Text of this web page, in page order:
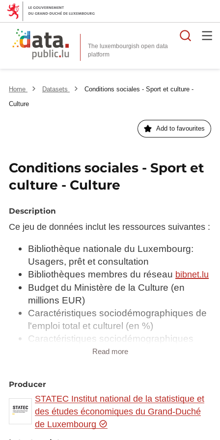
The luxembourgish open data
platform
Home Datasets
Conditions sociales - Sport et culture -
Culture
Add to favourites
Conditions sociales - Sport et
culture - Culture
Description
Ce jeu de données inclut les ressources suivantes :
Bibliothèque nationale du Luxembourg:
Usagers, prêt et consultation
Bibliothèques membres du réseau bibnet.lu
Budget du Ministère de la Culture (en
millions EUR)
Caractéristiques sociodémographiques de
l'emploi total et culturel (en %)
Caractéristiques sociodémographiques
des activités culturelles et des professions
Fonds de la Bibliothèque nationale du
Luxembourg 2012 - 2019
Nombre de visites dans les institutions
culturelles
Read more
Producer
STATEC Institut national de la statistique et
des études économiques du Grand-Duché
de Luxembourg